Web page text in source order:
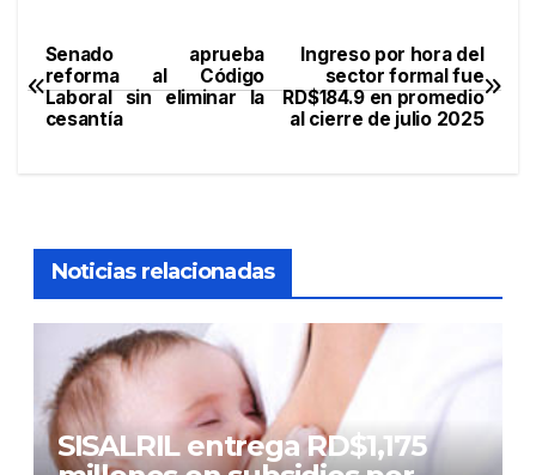
Navegación
de
Ingreso por hora del
sector formal fue
RD$184.9 en promedio
al cierre de julio 2025
Senado aprueba
reforma al Código
Laboral sin eliminar la
cesantía
Noticias relacionadas
SISALRIL entrega RD$1,175